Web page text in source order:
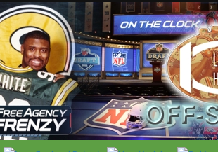
Américain (Foot US)